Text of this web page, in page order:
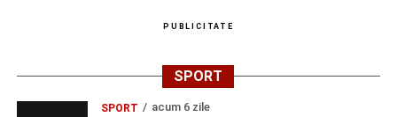
PUBLICITATE
SPORT
SPORT acum 6 zile